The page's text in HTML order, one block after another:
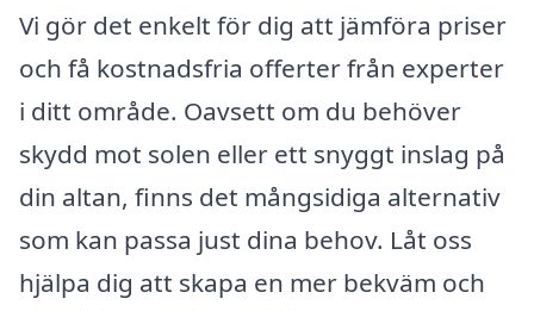
Vi gör det enkelt för dig att jämföra priser
och få kostnadsfria offerter från experter
i ditt område. Oavsett om du behöver
skydd mot solen eller ett snyggt inslag på
din altan, finns det mångsidiga alternativ
som kan passa just dina behov. Låt oss
hjälpa dig att skapa en mer bekväm och